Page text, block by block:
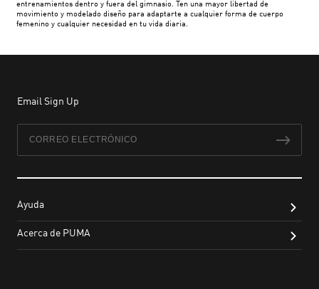
entrenamientos dentro y fuera del gimnasio. Ten una mayor libertad de
movimiento y modelado diseño para adaptarte a cualquier forma de cuerpo
femenino y cualquier necesidad en tu vida diaria.